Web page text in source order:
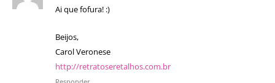
Ai que fofura! :)
Beijos,
Carol Veronese
http://retratoseretalhos.com.br